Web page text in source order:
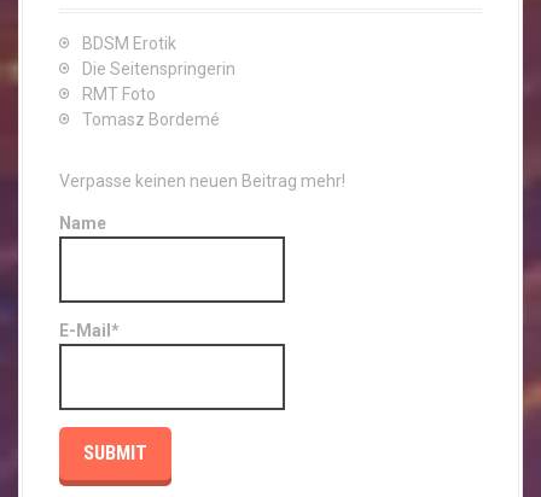
BDSM Erotik
Die Seitenspringerin
RMT Foto
Tomasz Bordemé
Verpasse keinen neuen Beitrag mehr!
Name
E-Mail*